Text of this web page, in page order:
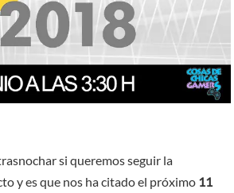
si queremos seguir la
y es que nos ha citado el próximo 11